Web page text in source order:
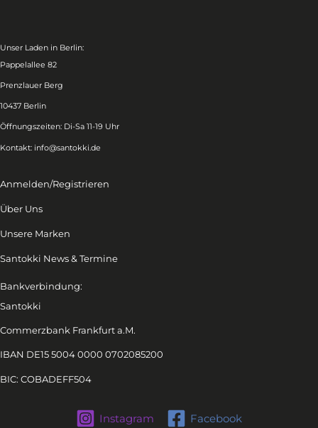
Unser Laden in Berlin:
Pappelallee 82
Prenzlauer Berg
10437 Berlin
Öffnungszeiten: Di-Sa 11-19 Uhr
Kontakt: info@santokki.de
Anmelden/Registrieren
Über Uns
Unsere Marken
Santokki News & Termine
Bankverbindung:
Santokki
Commerzbank Frankfurt a.M.
IBAN DE15 5004 0000 0702085200
BIC: COBADEFF504
Instagram Facebook